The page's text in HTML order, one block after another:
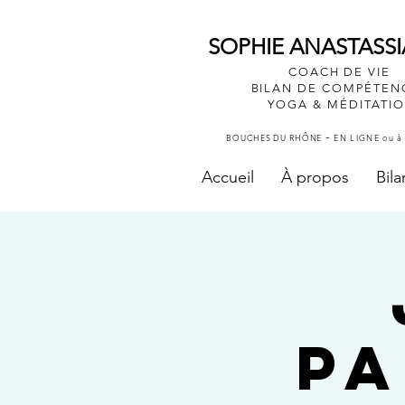
SOPHIE
COACH DE VIE
BILAN DE
YOGA &
BOUCHES DU RHÔNE -EN LIGNE ou à
Accueil À propos